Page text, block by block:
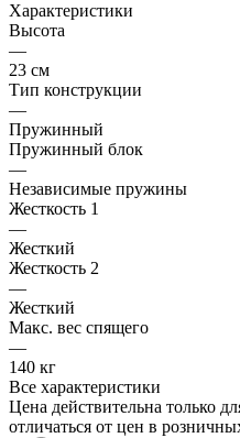
Характеристики
Высота
—
23 см
Тип конструкции
—
Пружинный
Пружинный блок
—
Независимые пружины
Жесткость 1
—
Жесткий
Жесткость 2
—
Жесткий
Макс. вес спящего
—
140 кг
Все характеристики
Цена действительна только
отличаться от цен в